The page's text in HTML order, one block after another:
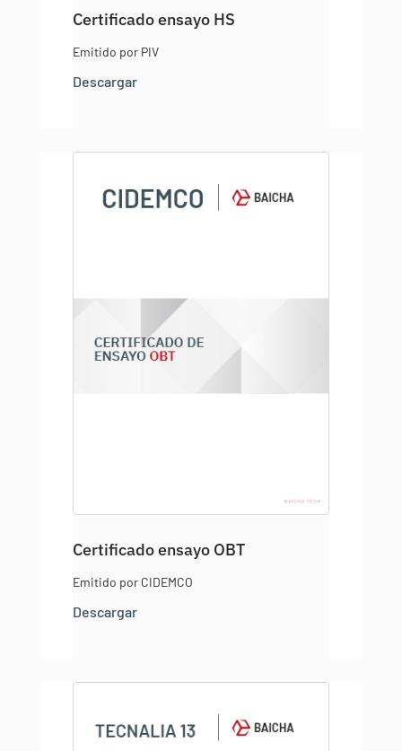
Certificado ensayo HS
Emitido por PIV
Descargar
Certificado ensayo OBT
Emitido por CIDEMCO
Descargar